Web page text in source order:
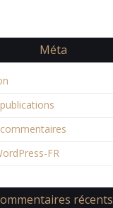
Méta
FR
récents